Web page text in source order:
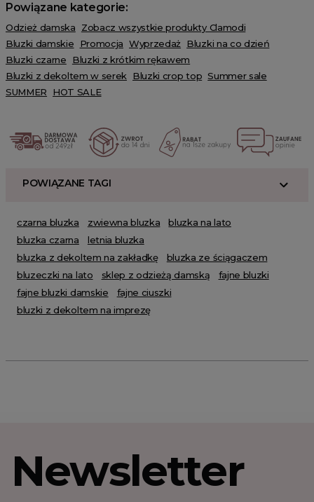
Powiązane kategorie:
Odzież damska
Zobacz wszystkie produkty Clamodi
Bluzki damskie
Promocja Wyprzedaż Bluzki na co dzień
Bluzki czarne
Bluzki z krótkim rękawem
Bluzki z dekoltem w serek Bluzki crop top Summer sale
SUMMER
HOT SALE
POWIĄZANE TAGI
czarna bluzka zwiewna bluzka
bluzka na lato
bluzka czarna
letnia bluzka
bluzka z dekoltem na zakładkę
bluzka ze ściągaczem
bluzeczki na lato
sklep z odzieżą damską
fajne bluzki
fajne bluzki damskie
fajne ciuszki
bluzki z dekoltem na imprezę
Newsletter